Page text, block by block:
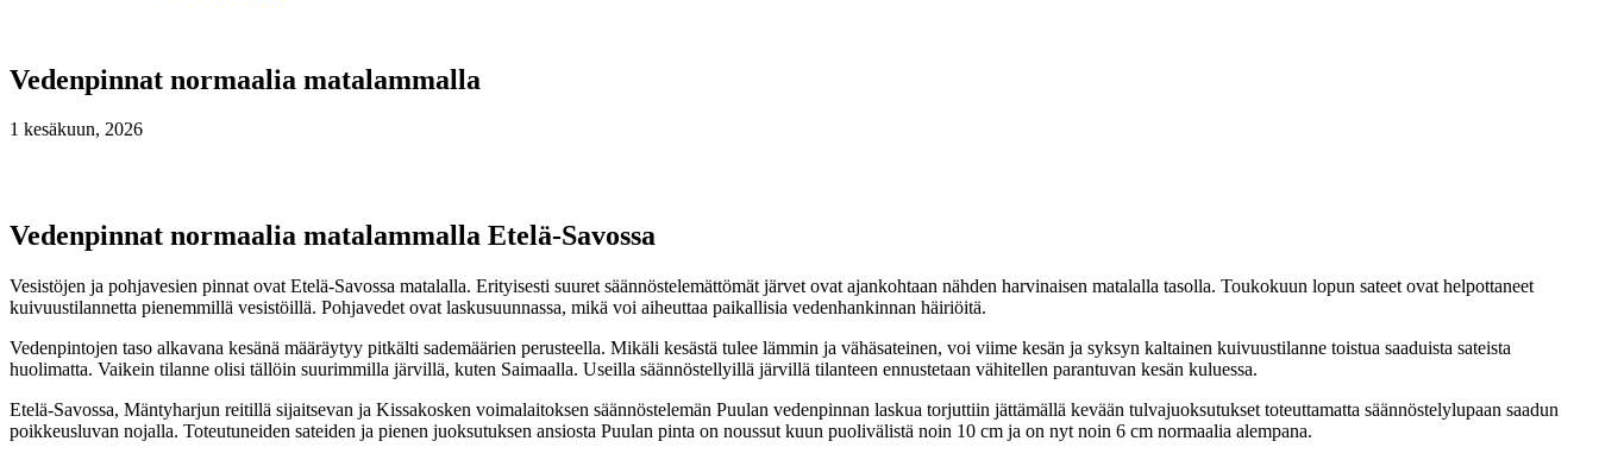
Vedenpinnat normaalia matalammalla
1 kesäkuun, 2026
Vedenpinnat normaalia matalammalla Etelä-Savossa
Vesistöjen ja pohjavesien pinnat ovat Etelä-Savossa matalalla. Erityisesti suuret säännöstelemättömät järvet ovat ajankohtaan nähden harvinaisen matalalla tasolla. Toukokuun lopun sateet ovat helpottaneet
kuivuustilannetta pienemmillä vesistöillä. Pohjavedet ovat laskusuunnassa, mikä voi aiheuttaa paikallisia vedenhankinnan häiriöitä.
Vedenpintojen taso alkavana kesänä määräytyy pitkälti sademäärien perusteella. Mikäli kesästä tulee lämmin ja vähäsateinen, voi viime kesän ja syksyn kaltainen kuivuustilanne toistua saaduista sateista
huolimatta. Vaikein tilanne olisi tällöin suurimmilla järvillä, kuten Saimaalla. Useilla säännöstellyillä järvillä tilanteen ennustetaan vähitellen parantuvan kesän kuluessa.
Etelä-Savossa, Mäntyharjun reitillä sijaitsevan ja Kissakosken voimalaitoksen säännöstelemän Puulan vedenpinnan laskua torjuttiin jättämällä kevään tulvajuoksutukset toteuttamatta säännöstelylupaan saadun
poikkeusluvan nojalla. Toteutuneiden sateiden ja pienen juoksutuksen ansiosta Puulan pinta on noussut kuun puolivälistä noin 10 cm ja on nyt noin 6 cm normaalia alempana.